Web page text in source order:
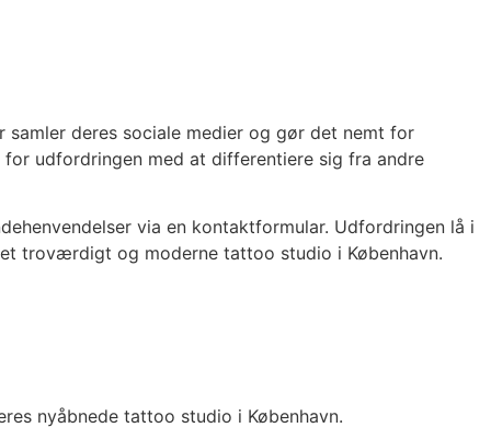
deres sociale medier og gør det nemt for
udfordringen med at differentiere sig fra andre
via en kontaktformular. Udfordringen lå i
troværdigt og moderne tattoo studio i København.
nyåbnede tattoo studio i København.